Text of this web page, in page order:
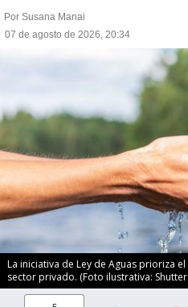
Por Susana Manai
07 de agosto de 2026, 20:34
La iniciativa de Ley de Aguas prioriza
sector privado. (Foto ilustrativa: